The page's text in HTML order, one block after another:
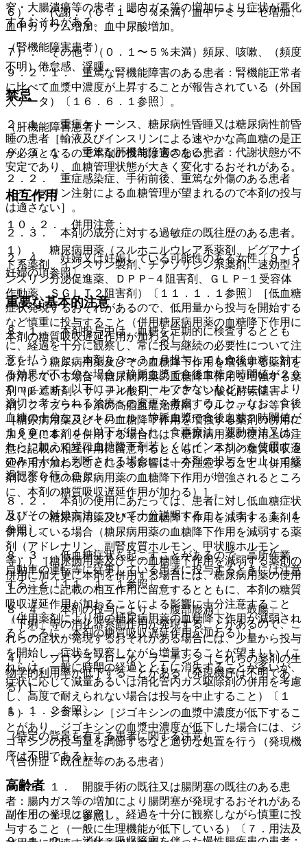
窄・大腸潰瘍等の患者：腸内ガス等の増加により症状が悪化
するおそれがある。
（腎機能障害患者）
９．２．１． 重篤な腎機能障害のある患者：腎機能正常者
に比べて血漿中濃度が上昇することが報告されている（外国
人データ）〔１６．６．１参照〕。
（肝機能障害患者）
９．３．１． 重篤な肝機能障害のある患者：代謝状態が不
安定であり、血糖管理状態が大きく変化するおそれがある。
相互作用
１０．２． 併用注意：
１）． 糖尿病用薬（スルホニルウレア系薬剤、ビグアナイ
ド系薬剤、インスリン製剤、チアゾリジン系薬剤、速効型イ
ンスリン分泌促進薬、ＤＰＰ−４阻害剤、ＧＬＰ−１受容体
作動薬、ＳＧＬＴ２阻害剤）〔１１．１．１参照〕［低血糖
症状発現するおそれがあるので、低用量から投与を開始する
など慎重に投与すること（併用糖尿病用薬の血糖降下作用に
本剤の糖質吸収遅延作用が加わる）］。
２）． 糖尿病用薬及びその血糖降下作用を増強する薬剤を
併用している場合（糖尿病用薬の血糖降下作用を増強する薬
剤（β−遮断剤、サリチル酸剤、モノアミン酸化酵素阻害
剤、フィブラート系の高脂血症治療剤、ワルファリン等））
［糖尿病用薬及びその血糖降下作用を増強する薬剤の併用に
加え更に本剤を併用する場合には、糖尿病用薬の使用上の注
意に記載の相互作用に留意するとともに、本剤の糖質吸収遅
延作用が加わることによる影響に十分注意すること（併用薬
剤により他の糖尿病用薬の血糖降下作用が増強されるところ
に、本剤の糖質吸収遅延作用が加わる）］。
３）． 糖尿病用薬及びその血糖降下作用を減弱する薬剤を
併用している場合（糖尿病用薬の血糖降下作用を減弱する薬
剤（アドレナリン、副腎皮質ホルモン、甲状腺ホルモン
等））［糖尿病用薬及びその血糖降下作用を減弱する薬剤の
併用に加え更に本剤を併用する場合には、糖尿病用薬の使用
上の注意に記載の相互作用に留意するとともに、本剤の糖質
吸収遅延作用が加わることによる影響に十分注意すること
（併用薬剤により他の糖尿病用薬の血糖降下作用が減弱され
るところに、本剤の糖質吸収遅延作用が加わる）］。
４）． プロプラノロール、ラニチジン［これらの薬剤の生
物学的利用率が低下することがある（発現機序は不明であ
る）］。
５）． ジゴキシン［ジゴキシンの血漿中濃度が低下するこ
とがあり、ジゴキシンの血漿中濃度が低下した場合には、ジ
ゴキシンの投与量を調節するなど適切な処置を行う（発現機
序は不明である）］。
高齢者
副作用の発現に留意し、経過を十分に観察しながら慎重に投
与すること（一般に生理機能が低下している）〔７．用法及
６）． 代謝：（０．１〜５％未満）血中アミラーゼ増加、
血中カリウム増加、血中尿酸増加。
７）． その他：（０．１〜５％未満）頻尿、咳嗽、（頻度
不明）倦怠感、浮腫。
禁忌
２．１． 重症ケトーシス、糖尿病性昏睡又は糖尿病性前昏
睡の患者［輸液及びインスリンによる速やかな高血糖の是正
が必須となるので本剤の投与は適さない］。
２．２． 重症感染症、手術前後、重篤な外傷のある患者
［インスリン注射による血糖管理が望まれるので本剤の投与
は適さない］。
２．３． 本剤の成分に対する過敏症の既往歴のある患者。
２．４． 妊婦又は妊娠している可能性のある女性〔９．５
妊婦の項参照〕。
重要な基本的注意
８．１． 本剤投与中は、血糖を定期的に検査するととも
に、経過を十分に観察し、常に投与継続の必要性について注
意を払うこと。本剤を２〜３カ月投与しても食後血糖に対す
る効果が不十分な場合（静脈血漿で食後血糖２時間値が２０
０ｍｇ／ｄＬ以下にコントロールできないなど）には、より
適切と考えられる治療への変更を考慮すること。なお、食後
血糖の十分なコントロール：静脈血漿で食後血糖２時間値が
１６０ｍｇ／ｄＬ以下が得られ、食事療法・運動療法又はこ
れらに加えて経口血糖降下剤若しくはインスリンを使用する
のみで十分と判断される場合には、本剤の投与を中止して経
過観察を行うこと。
８．２． 本剤の使用にあたっては、患者に対し低血糖症状
及びその対処方法について十分説明すること〔１１．１．１
参照〕。
８．３． 低血糖症状を起こすことがあるので、高所作業、
自動車の運転等に従事している患者に投与するときには注意
すること〔１１．１．１参照〕。
８．４． 本剤の投与により、「腹部膨満」、「鼓腸」、
「下痢」等の消化器系副作用が発現することがあるので、こ
れらの症状が発現するおそれがある場合には、少量から投与
を開始し、症状を観察しながら増量することが望ましい（こ
れらは、一般に時間の経過とともに消失することが多いが、
症状に応じて減量あるいは消化管内ガス駆除剤の併用を考慮
し、高度で耐えられない場合は投与を中止すること）〔１
１．１．２参照〕。
（特定の背景を有する患者に関する注意）
（合併症・既往歴等のある患者）
９．１．１． 開腹手術の既往又は腸閉塞の既往のある患
者：腸内ガス等の増加により腸閉塞が発現するおそれがある
〔１１．１．２参照〕。